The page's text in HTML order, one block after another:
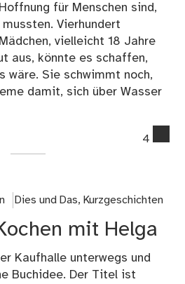
für Menschen sind,
Vierhundert
vielleicht 18 Jahre
aus, könnte es schaffen,
wäre. Sie schwimmt noch,
damit, sich über Wasser
4
Dies und Das, Kurzgeschichten
mit Helga
Kaufhalle unterwegs und
Buchidee. Der Titel ist